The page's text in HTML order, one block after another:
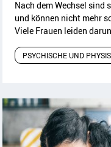
Nach dem Wechsel sind
und können nicht mehr
Viele Frauen leiden
PSYCHISCHE UND